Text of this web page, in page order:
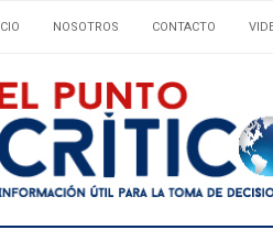
NOSOTROS CONTACTO